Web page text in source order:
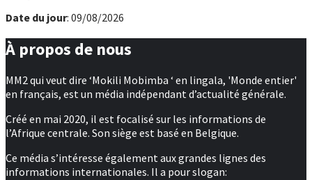
Date du jour: 09/08/2026
À propos de nous
MM2 qui veut dire ‘Mokili Mobimba ‘ en lingala, 'Monde entier'
en français, est un média indépendant d’actualité générale.
Créé en mai 2020, il est focalisé sur les informations de
l’Afrique centrale. Son siège est basé en Belgique.
Ce média s’intéresse également aux grandes lignes des
informations internationales. Il a pour slogan: